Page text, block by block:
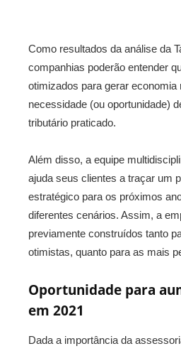
Como resultados da análise da
companhias poderão entender
otimizados para gerar economia
necessidade (ou oportunidade)
tributário praticado.
Além disso, a equipe
ajuda seus clientes a traçar um
estratégico para os próximos
diferentes cenários. Assim, a
previamente construídos tanto
otimistas, quanto para as mais
Oportunidade para
em 2021
Dada a importância da